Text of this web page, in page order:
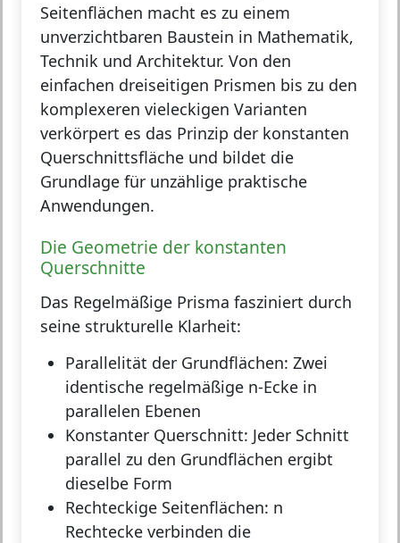
Seitenflächen macht es zu einem
unverzichtbaren Baustein in Mathematik,
Technik und Architektur. Von den
einfachen dreiseitigen Prismen bis zu den
komplexeren vieleckigen Varianten
verkörpert es das Prinzip der konstanten
Querschnittsfläche und bildet die
Grundlage für unzählige praktische
Anwendungen.
Die Geometrie der konstanten
Querschnitte
Das Regelmäßige Prisma fasziniert durch
seine strukturelle Klarheit:
Parallelität der Grundflächen: Zwei
identische regelmäßige n-Ecke in
parallelen Ebenen
Konstanter Querschnitt: Jeder Schnitt
parallel zu den Grundflächen ergibt
dieselbe Form
Rechteckige Seitenflächen: n
Rechtecke verbinden die